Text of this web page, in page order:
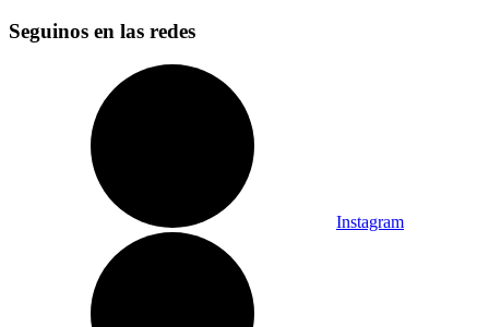
Seguinos en las redes
Instagram